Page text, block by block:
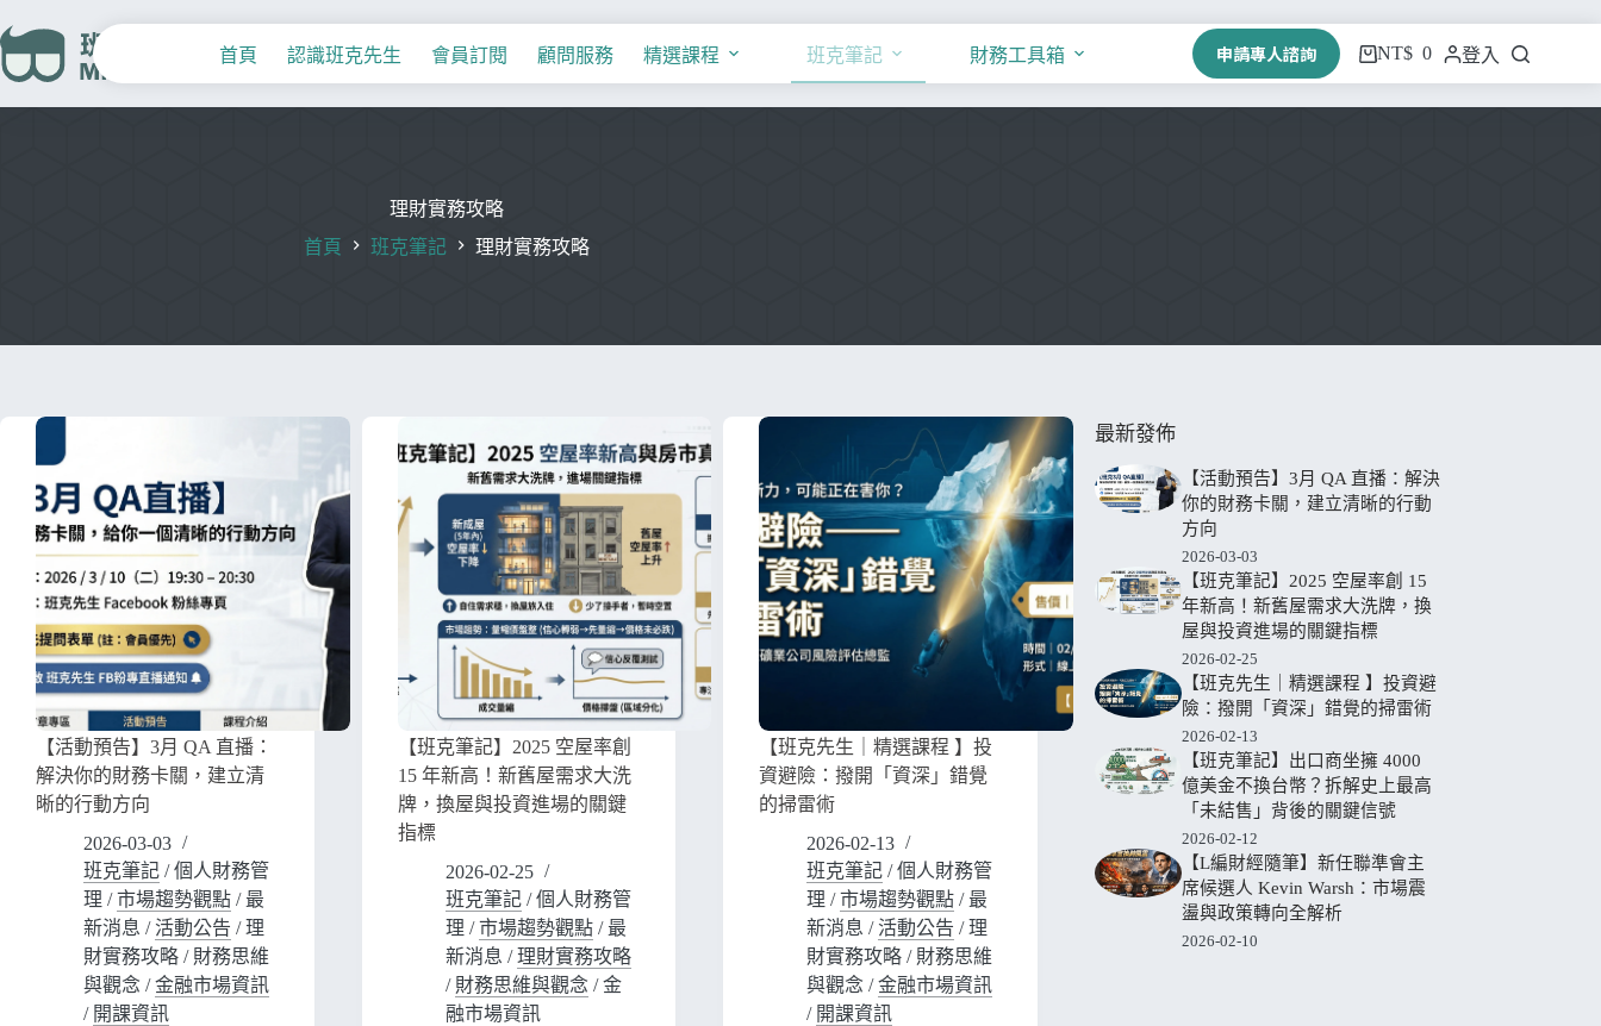
首頁 認識班克先生 會員訂閱 顧問服務 精選課程 班克筆記 財務工具箱 申請專人諮詢 NT$ 0 登入
理財實務攻略
首頁
班克筆記 理財實務攻略
【活動預告】3月 QA 直播：
解決你的財務卡關，建立清
晰的行動方向
2026-03-03
班克筆記 /個人財務管
理 /市場趨勢觀點 / 最
新消息 / 活動公告 /理
財實務攻略 / 財務思維
與觀念 /金融市場資訊
/ 開課資訊
【班克筆記】2025 空屋率創
15 年新高！新舊屋需求大洗
牌，換屋與投資進場的關鍵
指標
2026-02-25
班克筆記/個人財務管
理 /市場趨勢觀點/ 最
新消息 /理財實務攻略
/ 財務思維與觀念 /金
融市場資訊
【班克先生｜精選課程 】投
資避險：撥開「資深」錯覺
的掃雷術
2026-02-13
班克筆記 /個人財務管
理 /市場趨勢觀點 / 最
新消息 / 活動公告 /理
財實務攻略 / 財務思維
與觀念 /金融市場資訊
/ 開課資訊
最新發佈
【活動預告】3月 QA 直播：解決
你的財務卡關，建立清晰的行動
方向
2026-03-03
【班克筆記】2025 空屋率創 15
年新高！新舊屋需求大洗牌，換
屋與投資進場的關鍵指標
2026-02-25
【班克先生｜精選課程 】投資避
險：撥開「資深」錯覺的掃雷術
2026-02-13
【班克筆記】出口商坐擁 4000
億美金不換台幣？拆解史上最高
「未結售」背後的關鍵信號
2026-02-12
【L編財經隨筆】新任聯準會主
席候選人 Kevin Warsh：市場震
盪與政策轉向全解析
2026-02-10